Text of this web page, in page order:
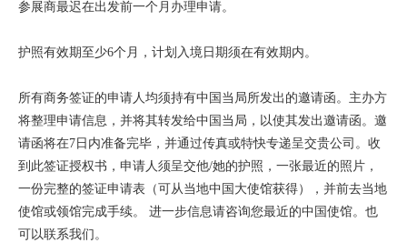
参展商最迟在出发前一个月办理申请。
护照有效期至少6个月，计划入境日期须在有效期内。
所有商务签证的申请人均须持有中国当局所发出的邀请函。主办方
将整理申请信息，并将其转发给中国当局，以使其发出邀请函。邀
请函将在7日内准备完毕，并通过传真或特快专递呈交贵公司。收
到此签证授权书，申请人须呈交他/她的护照，一张最近的照片，
一份完整的签证申请表（可从当地中国大使馆获得），并前去当地
使馆或领馆完成手续。 进一步信息请咨询您最近的中国使馆。也
可以联系我们。